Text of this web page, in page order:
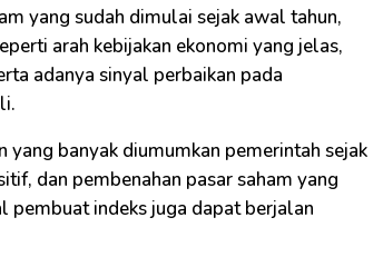
yang sudah dimulai sejak awal tahun,
arah kebijakan ekonomi yang jelas,
adanya sinyal perbaikan pada
yang banyak diumumkan pemerintah sejak
dan pembenahan pasar saham yang
indeks juga dapat berjalan